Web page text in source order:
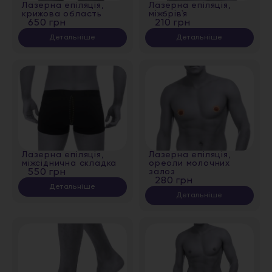
Лазерна епіляція,
крижова область
650 грн
Детальніше
Лазерна епіляція,
міжбрів`я
210 грн
Детальніше
Лазерна епіляція,
міжсіднична складка
550 грн
Детальніше
Лазерна епіляція,
ореоли молочних
залоз
280 грн
Детальніше